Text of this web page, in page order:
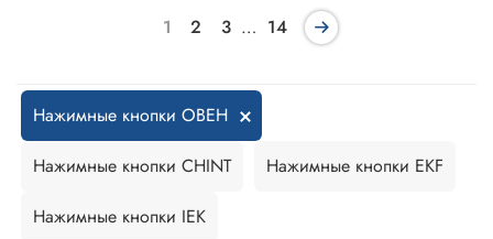
1 2 3 … 14
Нажимные кнопки ОВЕН
Нажимные кнопки CHINT
Нажимные кнопки EKF
Нажимные кнопки IEK